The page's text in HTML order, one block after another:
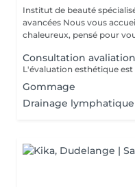
Institut de beauté
avancées Nous vous accueillons dans un espace moderne et
chaleureux, pensé pour
Consultation
Gommage
Drainage lymphatique